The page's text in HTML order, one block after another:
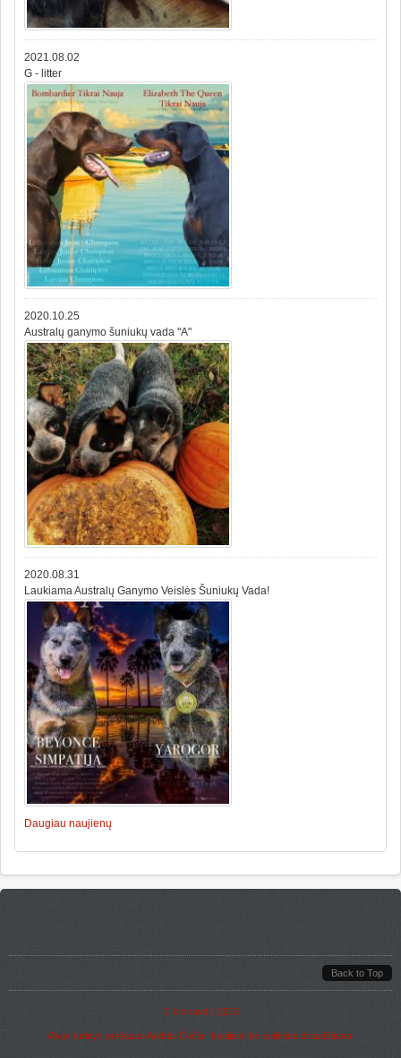
2021.08.02
G - litter
2020.10.25
Australų ganymo šuniukų vada "A"
2020.08.31
Laukiama Australų Ganymo Veislės Šuniukų Vada!
Daugiau naujienų
Back to Top
© it-crowd.lt2015
Visas turinys priklauso Andriui Čečiui, kopijuoti be sutikimo draudžiama.